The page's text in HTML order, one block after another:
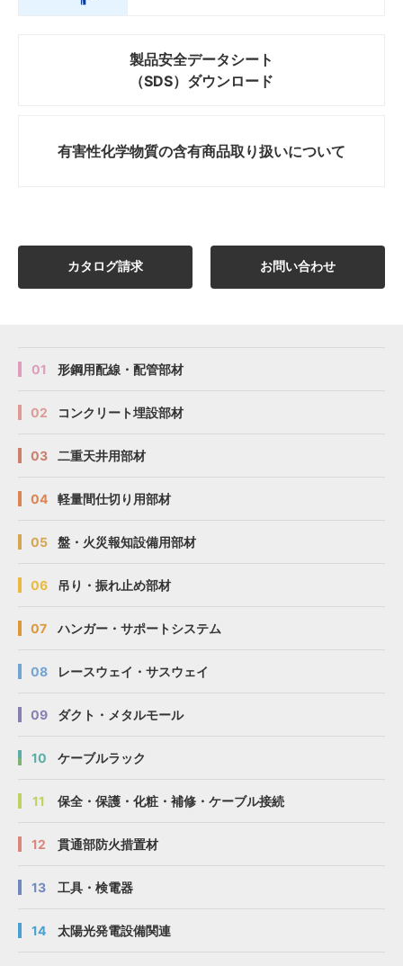
製品安全データシート
（SDS）ダウンロード
有害性化学物質の含有商品取り扱いについて
カタログ請求 お問い合わせ
01 形鋼用配線・配管部材
02 コンクリート埋設部材
03 二重天井用部材
04 軽量間仕切り用部材
05 盤・火災報知設備用部材
06 吊り・振れ止め部材
07 ハンガー・サポートシステム
08 レースウェイ・サスウェイ
09 ダクト・メタルモール
10 ケーブルラック
11 保全・保護・化粧・補修・ケーブル接続
12 貫通部防火措置材
13 工具・検電器
14 太陽光発電設備関連